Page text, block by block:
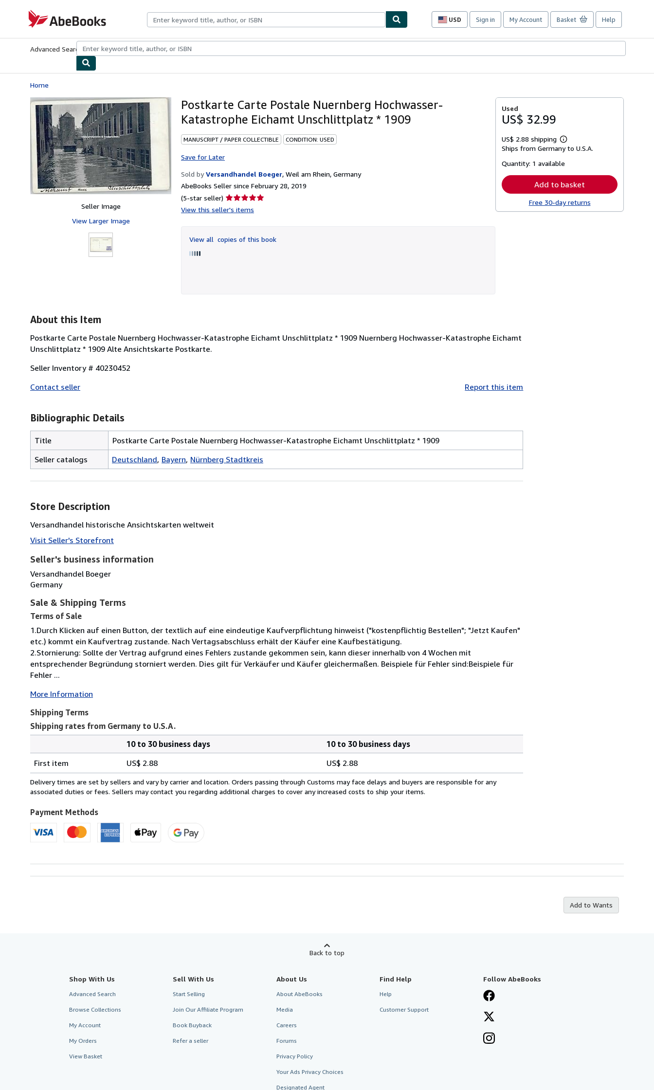
AbeBooks.com
USD
Site
preferences
Sign in My Account Basket Help
Advanced Search Browse CollectionsRare BooksArt & Collectibles
Home
Seller Image
View Larger Image
Postkarte Carte Postale Nuernberg Hochwasser-
Katastrophe Eichamt Unschlittplatz * 1909
MANUSCRIPT / PAPER COLLECTIBLE CONDITION: USED
Save for Later
Sold by Versandhandel Boeger, Weil am Rhein, Germany
AbeBooks Seller since February 28, 2019
(5-star seller) Seller
rating
of
5
View this seller's items
View all copies of this book
Used
US$ 32.99
US$ 2.88 shipping
Learn
more
shipping
Ships from Germany to U.S.A.
Quantity: 1 available
Add to basket
Free 30-day returns
About this Item
Postkarte Carte Postale Nuernberg Hochwasser-Katastrophe Eichamt Unschlittplatz * 1909 Nuernberg Hochwasser-Katastrophe Eichamt
Unschlittplatz * 1909 Alte Ansichtskarte Postkarte.
Seller Inventory # 40230452
Contact seller
Report this item
Bibliographic Details
Title
Postkarte Carte Postale Nuernberg Hochwasser-Katastrophe Eichamt Unschlittplatz * 1909
Seller catalogs
Deutschland Bayern Nürnberg Stadtkreis
Store Description
Versandhandel historische Ansichtskarten weltweit
Visit Seller's Storefront
Seller's business information
Versandhandel Boeger
Germany
Sale & Shipping Terms
Terms of Sale
1.Durch Klicken auf einen Button, der textlich auf eine eindeutige Kaufverpflichtung hinweist ("kostenpflichtig Bestellen"; "Jetzt Kaufen"
etc.) kommt ein Kaufvertrag zustande. Nach Vertagsabschluss erhält der Käufer eine Kaufbestätigung.
2.Stornierung: Sollte der Vertrag aufgrund eines Fehlers zustande gekommen sein, kann dieser innerhalb von 4 Wochen mit
entsprechender Begründung storniert werden. Dies gilt für Verkäufer und Käufer gleichermaßen. Beispiele für Fehler sind:Beispiele für
Fehler ...
More Information
Shipping Terms
Shipping rates from Germany to U.S.A.
rates
from
Germany
U.S.A.
10 to 30 business days
10 to 30 business days
First item
US$ 2.88 US$ 2.88
Delivery times are set by sellers and vary by carrier and location. Orders passing through Customs may face delays and buyers are responsible for any
associated duties or fees. Sellers may contact you regarding additional charges to cover any increased costs to ship your items.
Payment Methods
Add to Wants
Back to top
Shop With Us
Advanced Search
Browse Collections
My Account
My Orders
View Basket
Sell With Us
Start Selling
Join Our Affiliate Program
Book Buyback
Refer a seller
About Us
About AbeBooks
Media
Careers
Forums
Privacy Policy
Your Ads Privacy Choices
Designated Agent
Find Help
Help
Customer Support
Follow AbeBooks